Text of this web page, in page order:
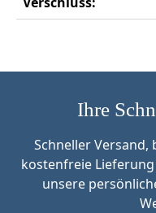
Ihre
Schneller
kostenfreie
unsere